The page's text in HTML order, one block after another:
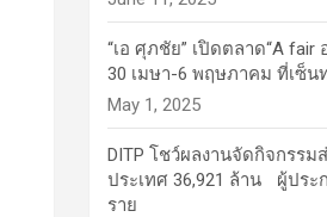
“เอ ศุภชัย” เปิดตลาด“A fair
30 เมษา-6 พฤษภาคม ที่เซ็น
May 1, 2025
DITP โชว์ผลงานจัดกิจกรรม
ประเทศ 36,921 ล้าน ผู้ประ
ราย